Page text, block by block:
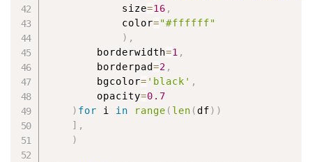
            size
=16 ,
            color
="#ffffff"
) ,
        borderwidth
=1 ,
        borderpad
=2 ,
        bgcolor
= 'black' ,
        opacity
=0.7
) for i in range ( len (df) )
] ,
)